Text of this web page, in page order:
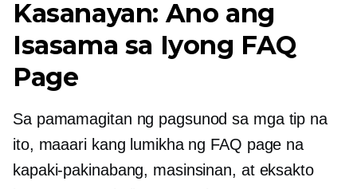
Kasanayan: Ano ang
Isasama sa Iyong FAQ
Page
Sa pamamagitan ng pagsunod sa mga tip na
ito, maaari kang lumikha ng FAQ page na
kapaki-pakinabang, masinsinan, at eksakto